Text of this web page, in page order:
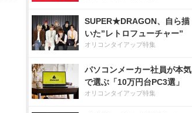
SUPER★DRAGON、自ら描
いた”レトロフューチャー”
オリコンタイアップ特集
パソコンメーカー社員が本気
で選ぶ「10万円台PC3選」
オリコンタイアップ特集